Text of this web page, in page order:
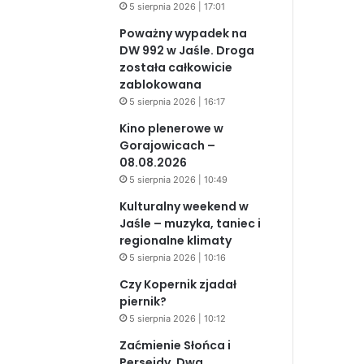
5 sierpnia 2026 | 17:01
Poważny wypadek na
DW 992 w Jaśle. Droga
została całkowicie
zablokowana
5 sierpnia 2026 | 16:17
Kino plenerowe w
Gorajowicach –
08.08.2026
5 sierpnia 2026 | 10:49
Kulturalny weekend w
Jaśle – muzyka, taniec i
regionalne klimaty
5 sierpnia 2026 | 10:16
Czy Kopernik zjadał
piernik?
5 sierpnia 2026 | 10:12
Zaćmienie Słońca i